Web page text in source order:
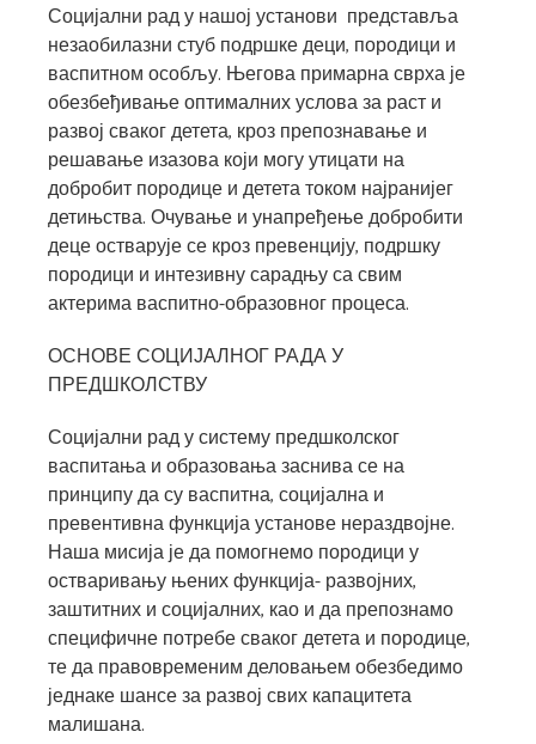
Социјални рад у нашој установи представља
незаобилазни стуб подршке деци, породици и
васпитном особљу. Његова примарна сврха је
обезбеђивање оптималних услова за раст и
развој сваког детета, кроз препознавање и
решавање изазова који могу утицати на
добробит породице и детета током најранијег
детињства. Очување и унапређење добробити
деце остварује се кроз превенцију, подршку
породици и интезивну сарадњу са свим
актерима васпитно-образовног процеса.
ОСНОВЕ СОЦИЈАЛНОГ РАДА У
ПРЕДШКОЛСТВУ
Социјални рад у систему предшколског
васпитања и образовања заснива се на
принципу да су васпитна, социјална и
превентивна функција установе нераздвојне.
Наша мисија је да помогнемо породици у
остваривању њених функција- развојних,
заштитних и социјалних, као и да препознамо
специфичне потребе сваког детета и породице,
те да правовременим деловањем обезбедимо
једнаке шансе за развој свих капацитета
малишана.